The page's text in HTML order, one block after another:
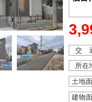
■ウ
■セ
交
所在
土地
建物